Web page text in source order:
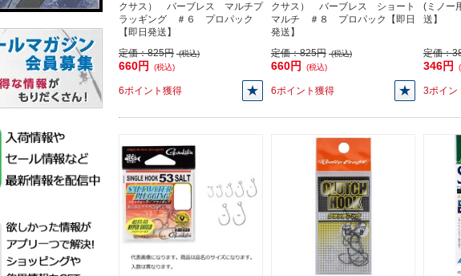
クサス） バーブレス マルチプ
ラッギング ＃６ プロパック
【即日発送】
定価：825円 (税込)
660円 (税込)
6ポイント獲得
クサス） バーブレス ショート
マルチ ＃８ プロパック【即日
発送】
定価：825円 (税込)
660円 (税込)
6ポイント獲得
(ミノー
送】
定価：
346円
3ポイン